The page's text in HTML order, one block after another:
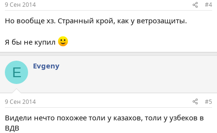
9 Сен 2014 #4
Но вообще хз. Странный крой, как у ветрозащиты.
Я бы не купил
E Evgeny
9 Сен 2014 #5
Видели нечто похожее толи у казахов, толи у узбеков в
ВДВ